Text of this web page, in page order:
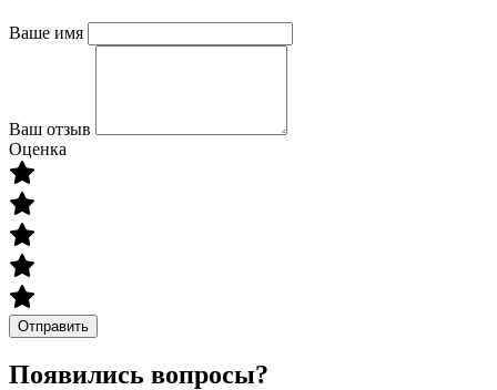
Ваше имя
Ваш отзыв
Оценка
Отправить
Появились вопросы?